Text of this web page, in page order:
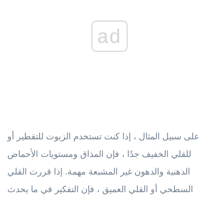
ad
على سبيل المثال ، إذا كنت تستخدم الزيوت للتقطير أو
للقلي الخفيف جدًا ، فإن المذاق ومستويات الأحماض
الدهنية والدهون غير المشبعة مهمة. إذا قررت القلي
السطحي أو القلي العميق ، فإن التفكير في ما يحدث